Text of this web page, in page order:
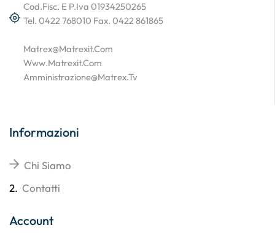
Cod.Fisc. E P.Iva 01934250265
Tel. 0422 768010 Fax. 0422 861865
Matrex@matrexit.com
Www.matrexit.com
Amministrazione@matrex.tv
Informazioni
Chi Siamo
2. Contatti
Account